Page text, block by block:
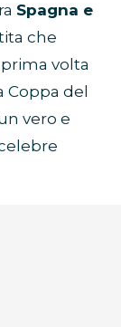
Spagna e
che
volta
Coppa del
vero e